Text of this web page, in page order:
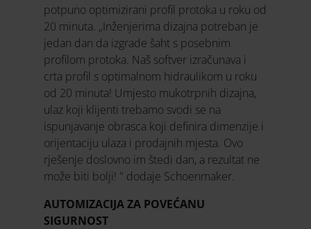
potpuno optimizirani profil protoka u roku od
20 minuta. „Inženjerima dizajna potreban je
jedan dan da izgrade šaht s posebnim
profilom protoka. Naš softver izračunava i
crta profil s optimalnom hidraulikom u roku
od 20 minuta! Umjesto mukotrpnih dizajna,
ulaz koji klijenti trebamo svodi se na
ispunjavanje obrasca koji definira dimenzije i
orijentaciju ulaza i prodajnih mjesta. Ovo
rješenje doslovno im štedi dan, a rezultat ne
može biti bolji! " dodaje Schoenmaker.
AUTOMIZACIJA ZA POVEĆANU
SIGURNOST